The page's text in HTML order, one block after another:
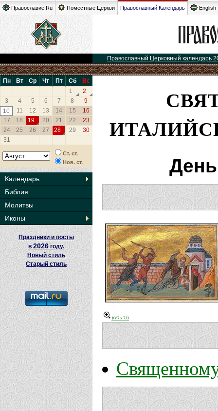
Православие.Ru Поместные Церкви Православный Календарь English
Православный Церковный календарь
Пн Вт Ср Чт Пт Сб
Вс
1
2
3
4 5 6 7 8
9
10
11 12 13 14 15
16
17
18 19 20 21 22
23
24
25 26 27 28 29
30
31
Ст. ст.
Нов. ст.
Календарь
Библия
Молитвы
Иконы
Праздники и посты
в2026 году.
Новый стиль
Старый стиль
1067 x 733